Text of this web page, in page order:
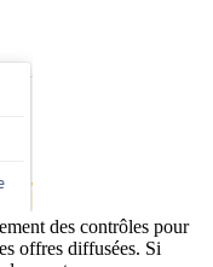
des contrôles pour
offres diffusées. Si